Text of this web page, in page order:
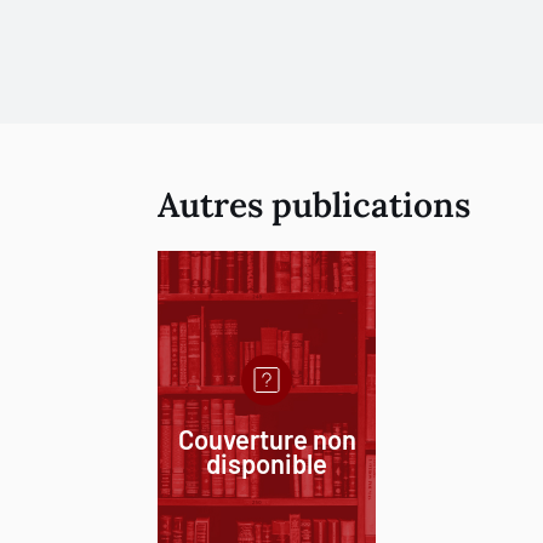
Autres publications
Couverture non
disponible